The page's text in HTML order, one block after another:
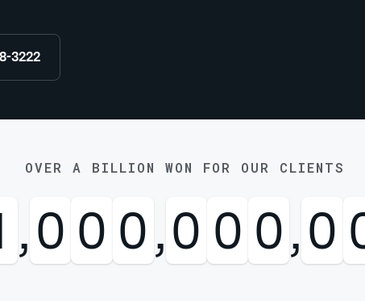
3222
OVER A BILLION WON FOR OUR CLIENTS
,0 0 0,0 0 0,0